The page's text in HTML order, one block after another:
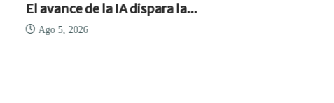
El avance de la IA dispara la...
Ago 5, 2026